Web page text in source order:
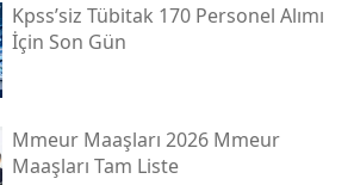
Kpss’siz Tübi̇tak 170 Personel Alımı
İçin Son Gün
Mmeur Maaşları 2026 Mmeur
Maaşları Tam Liste